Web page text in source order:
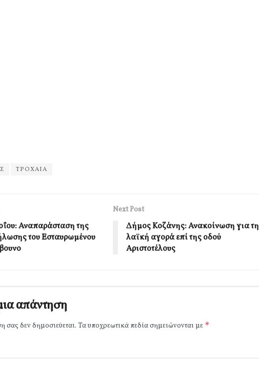
ΤΡΟΧΑΙΑ
Αναπαράσταση της
του Εσταυρωμένου
Next Post
Δήμος Κοζάνης: Ανακοίνωση για τη
λαϊκή αγορά επί της οδού
Αριστοτέλους
απάντηση
σας δεν δημοσιεύεται. Τα υποχρεωτικά πεδία σημειώνονται με *